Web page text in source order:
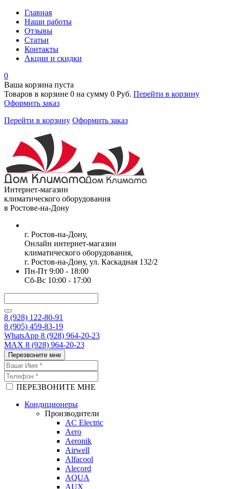
Главная
Наши работы
Отзывы
Статьи
Контакты
Акции и скидки
0
Ваша корзина пуста
Товаров в корзине 0 на сумму 0 Руб. Перейти в корзину
Оформить заказ
Перейти в корзину Оформить заказ
Интернет-магазин
климатического оборудования
в Ростове-на-Дону
г. Ростов-на-Дону,
Онлайн интернет-магазин
климатического оборудования,
г. Ростов-на-Дону, ул. Каскадная 132/2
Пн-Пт 9:00 - 18:00
Сб-Вс 10:00 - 17:00
8 (928) 122-80-91
8 (905) 459-83-19
WhatsApp 8 (928) 964-20-23
MAX 8 (928) 964-20-23
Перезвоните мне
ПЕРЕЗВОНИТЕ МНЕ
Кондиционеры
Производители
AC Electric
Aero
Aeronik
Airwell
Alfacool
Alecord
AQUA
AUX